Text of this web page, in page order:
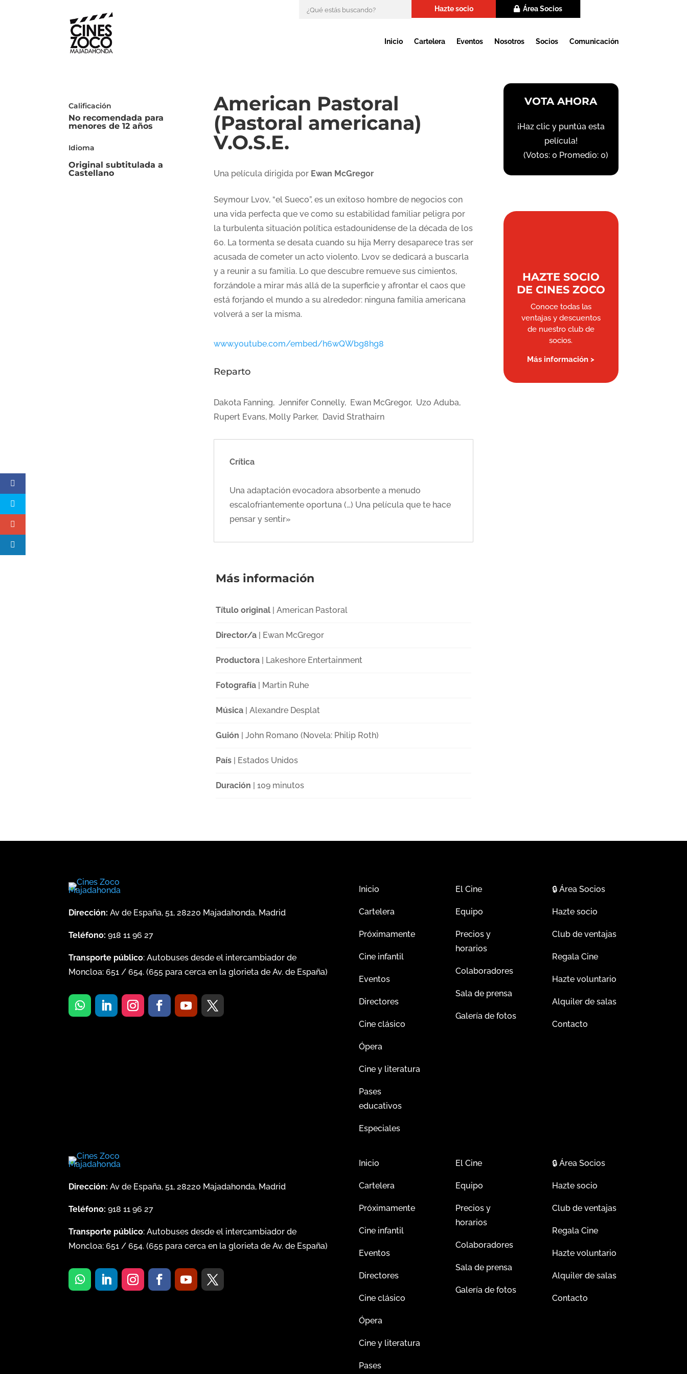
Hazte socio Área Socios
Inicio Cartelera Eventos Nosotros Socios Comunicación
Calificación
No recomendada para
menores de 12 años
Idioma
Original subtitulada a
Castellano
American Pastoral
(Pastoral americana)
V.O.S.E.
Una película dirigida por Ewan McGregor
Seymour Lvov, “el Sueco”, es un exitoso hombre de negocios con
una vida perfecta que ve como su estabilidad familiar peligra por
la turbulenta situación política estadounidense de la década de los
60. La tormenta se desata cuando su hija Merry desaparece tras ser
acusada de cometer un acto violento. Lvov se dedicará a buscarla
y a reunir a su familia. Lo que descubre remueve sus cimientos,
forzándole a mirar más allá de la superficie y afrontar el caos que
está forjando el mundo a su alrededor: ninguna familia americana
volverá a ser la misma.
www.youtube.com/embed/h6wQWbg8hg8
Reparto
Dakota Fanning, Jennifer Connelly, Ewan McGregor, Uzo Aduba,
Rupert Evans, Molly Parker, David Strathairn
Crítica
Una adaptación evocadora absorbente a menudo
escalofriantemente oportuna (…) Una película que te hace
pensar y sentir»
Más información
Título original| American Pastoral
Director/a| Ewan McGregor
Productora| Lakeshore Entertainment
Fotografía| Martin Ruhe
Música| Alexandre Desplat
Guión | John Romano (Novela: Philip Roth)
País| Estados Unidos
Duración | 109 minutos
VOTA AHORA
¡Haz clic y puntúa esta
película!
(Votos:0 Promedio:0)
HAZTE SOCIO
DE CINES ZOCO
Conoce todas las
ventajas y descuentos
de nuestro club de
socios.
Más información >
Dirección: Av de España, 51, 28220 Majadahonda, Madrid
Teléfono: 918 11 96 27
Transporte público: Autobuses desde el intercambiador de
Moncloa:651 /654. (655 para cerca en la glorieta de Av. de España)
Inicio
Cartelera
Próximamente
Cine infantil
Eventos
Directores
Cine clásico
Ópera
Cine y literatura
Pases
educativos
Especiales
El Cine
Equipo
Precios y
horarios
Colaboradores
Sala de prensa
Galería de fotos
🔒Área Socios
Hazte socio
Club de ventajas
Regala Cine
Hazte voluntario
Alquiler de salas
Contacto
Dirección: Av de España, 51, 28220 Majadahonda, Madrid
Teléfono: 918 11 96 27
Transporte público: Autobuses desde el intercambiador de
Moncloa:651 /654. (655 para cerca en la glorieta de Av. de España)
Inicio
Cartelera
Próximamente
Cine infantil
Eventos
Directores
Cine clásico
Ópera
Cine y literatura
Pases
El Cine
Equipo
Precios y
horarios
Colaboradores
Sala de prensa
Galería de fotos
🔒Área Socios
Hazte socio
Club de ventajas
Regala Cine
Hazte voluntario
Alquiler de salas
Contacto